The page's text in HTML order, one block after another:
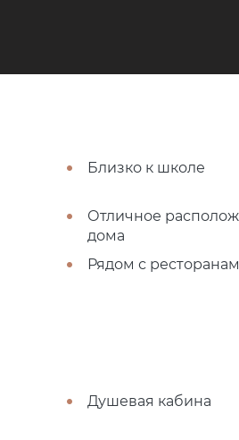
Близко к школе
Отличное
дома
Рядом с
Душевая кабина